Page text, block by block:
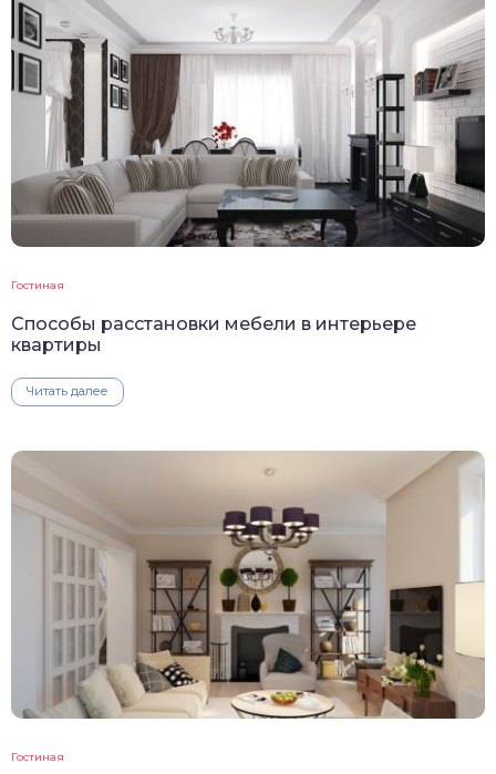
Гостиная
Способы расстановки мебели в интерьере
квартиры
Читать далее
Гостиная